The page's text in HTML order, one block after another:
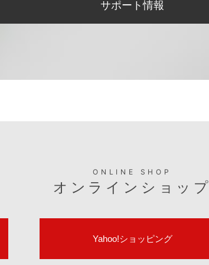
サポート情報
ONLINE SHOP
オンラインショップ
Yahoo!ショッピング